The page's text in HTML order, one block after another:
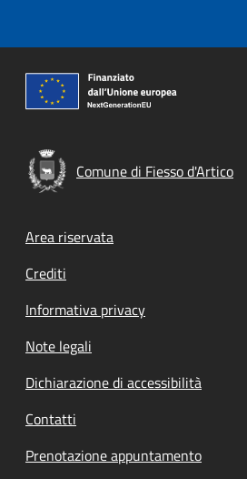
Comune di Fiesso d'Artico
Footer menu
Area riservata
Crediti
Informativa privacy
Note legali
Dichiarazione di accessibilità
Contatti
Prenotazione appuntamento